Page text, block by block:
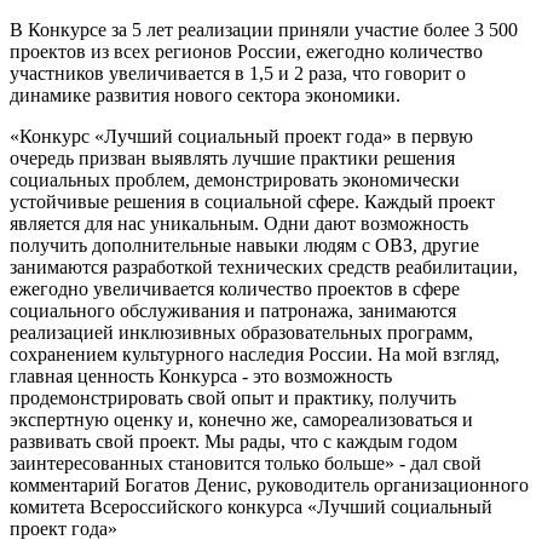
В Конкурсе за 5 лет реализации приняли участие более 3 500
проектов из всех регионов России, ежегодно количество
участников увеличивается в 1,5 и 2 раза, что говорит о
динамике развития нового сектора экономики.
«Конкурс «Лучший социальный проект года» в первую
очередь призван выявлять лучшие практики решения
социальных проблем, демонстрировать экономически
устойчивые решения в социальной сфере. Каждый проект
является для нас уникальным. Одни дают возможность
получить дополнительные навыки людям с ОВЗ, другие
занимаются разработкой технических средств реабилитации,
ежегодно увеличивается количество проектов в сфере
социального обслуживания и патронажа, занимаются
реализацией инклюзивных образовательных программ,
сохранением культурного наследия России. На мой взгляд,
главная ценность Конкурса - это возможность
продемонстрировать свой опыт и практику, получить
экспертную оценку и, конечно же, самореализоваться и
развивать свой проект. Мы рады, что с каждым годом
заинтересованных становится только больше» - дал свой
комментарий Богатов Денис, руководитель организационного
комитета Всероссийского конкурса «Лучший социальный
проект года»